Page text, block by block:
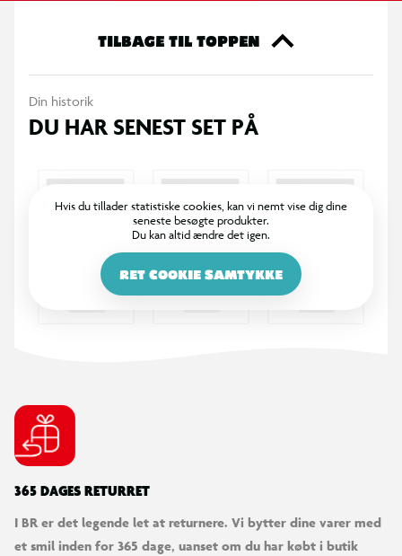
TILBAGE TIL TOPPEN
Din historik
DU HAR SENEST SET PÅ
Hvis du tillader statistiske cookies, kan vi nemt vise dig dine
seneste besøgte produkter.
Du kan altid ændre det igen.
RET COOKIE SAMTYKKE
365 DAGES RETURRET
I BR er det legende let at returnere. Vi bytter dine varer med
et smil inden for 365 dage, uanset om du har købt i butik